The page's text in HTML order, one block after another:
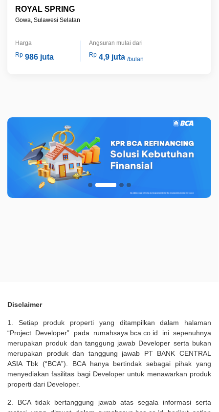
ROYAL SPRING
Gowa, Sulawesi Selatan
Harga
Rp 986 juta
Angsuran mulai dari
Rp 4,9 juta /bulan
Disclaimer
1. Setiap produk properti yang ditampilkan dalam halaman
“Project Developer” pada rumahsaya.bca.co.id ini sepenuhnya
merupakan produk dan tanggung jawab Developer serta bukan
merupakan produk dan tanggung jawab PT BANK CENTRAL
ASIA Tbk (“BCA”). BCA hanya bertindak sebagai pihak yang
menyediakan fasilitas bagi Developer untuk menawarkan produk
properti dari Developer.
2. BCA tidak bertanggung jawab atas segala informasi serta